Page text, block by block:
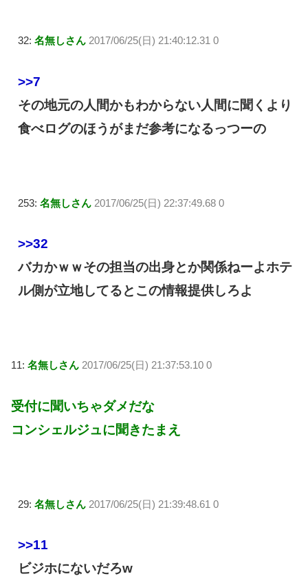
32: 名無しさん 2017/06/25(日) 21:40:12.31 0
>>7
その地元の人間かもわからない人間に聞くより
食べログのほうがまだ参考になるっつーの
253: 名無しさん 2017/06/25(日) 22:37:49.68 0
>>32
バカかｗｗその担当の出身とか関係ねーよホテ
ル側が立地してるとこの情報提供しろよ
11: 名無しさん 2017/06/25(日) 21:37:53.10 0
受付に聞いちゃダメだな
コンシェルジュに聞きたまえ
29: 名無しさん 2017/06/25(日) 21:39:48.61 0
>>11
ビジホにないだろw